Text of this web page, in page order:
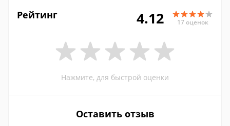
Рейтинг 4.12 17 оценок
Нажмите, для быстрой оценки
Оставить отзыв